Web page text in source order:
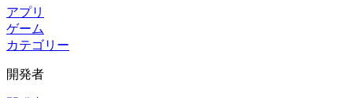
アプリ
ゲーム
カテゴリー
開発者